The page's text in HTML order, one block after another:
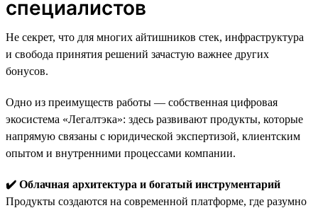
специалистов
Не секрет, что для многих айтишников стек, инфраструктура
и свобода принятия решений зачастую важнее других
бонусов.
Одно из преимуществ работы — собственная цифровая
экосистема «Легалтэка»: здесь развивают продукты, которые
напрямую связаны с юридической экспертизой, клиентским
опытом и внутренними процессами компании.
✔️ Облачная архитектура и богатый инструментарий
Продукты создаются на современной платформе, где разумно